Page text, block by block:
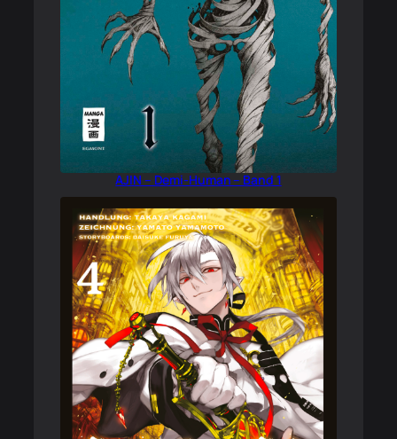
AJIN – Demi-Human – Band 1